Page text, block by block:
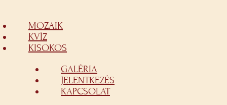
MOZAIK
KVÍZ
KISOKOS
GALÉRIA
JELENTKEZÉS
KAPCSOLAT